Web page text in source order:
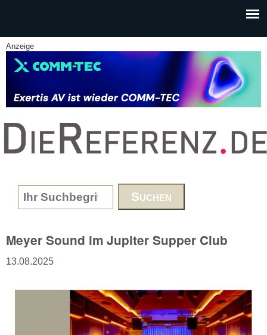
Anzeige
www.DieReferenz.de
Search form
Meyer Sound im Jupiter Supper Club
13.08.2025